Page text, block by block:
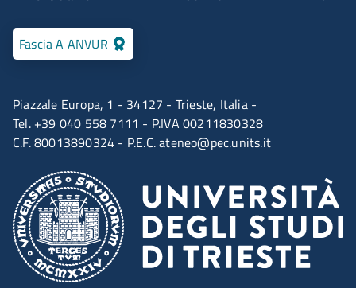
Piazzale Europa, 1 - 34127 - Trieste, Italia -
Tel. +39 040 558 7111 - P.IVA 00211830328
C.F. 80013890324 - P.E.C.ateneo@pec.units.it
Fascia A ANVUR